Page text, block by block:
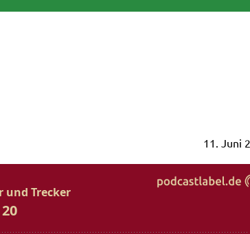
11. Juni